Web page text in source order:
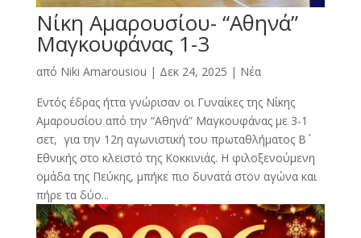
Νίκη Αμαρουσίου- “Αθηνά”
Μαγκουφάνας 1-3
από Niki Amarousiou | Δεκ 24, 2025 | Νέα
Eντός έδρας ήττα γνώρισαν οι Γυναίκες της Νίκης
Αμαρουσίου από την “Αθηνά” Μαγκουφάνας με 3-1
σετ, για την 12η αγωνιστική του πρωταθλήματος Β΄
Εθνικής στο κλειστό της Κοκκινιάς. Η φιλοξενούμενη
ομάδα της Πεύκης, μπήκε πιο δυνατά στον αγώνα και
πήρε τα δύο...